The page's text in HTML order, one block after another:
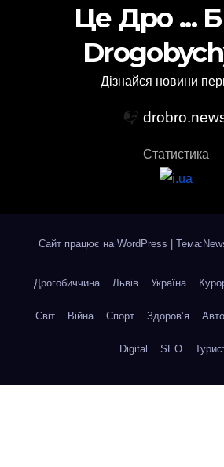
Це Дро ...
Дізнайся новини
📭
Статистика
Сайт працює на WordPress |
Дрогобиччина Львів Україна
Світ Війна Спорт Здоров’я Авто
Digital SEO